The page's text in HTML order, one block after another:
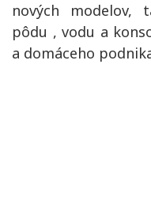
nových modelov,
pôdu , vodu a
a domáceho